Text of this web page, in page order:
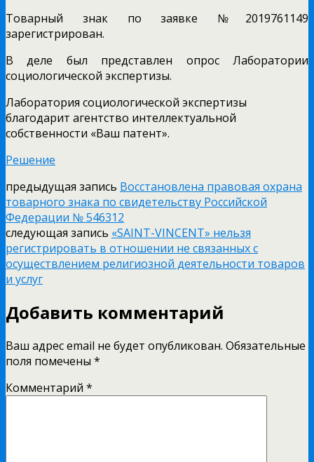
Товарный знак по заявке №2019761149
зарегистрирован.
В деле был представлен опрос Лаборатории
социологической экспертизы.
Лаборатория социологической экспертизы
благодарит агентство интеллектуальной
собственности «Ваш патент».
Решение
предыдущая запись Восстановлена правовая охрана
товарного знака по свидетельству Российской
Федерации № 546312
следующая запись «SAINT-VINCENT» нельзя
регистрировать в отношении не связанных с
осуществлением религиозной деятельности товаров
и услуг
Добавить комментарий
Ваш адрес email не будет опубликован. Обязательные
поля помечены *
Комментарий *